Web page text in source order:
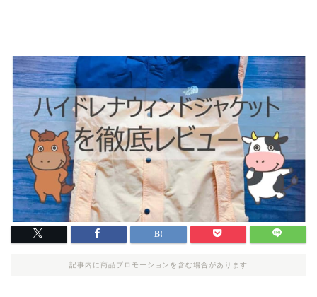
記事内に商品プロモーションを含む場合があります